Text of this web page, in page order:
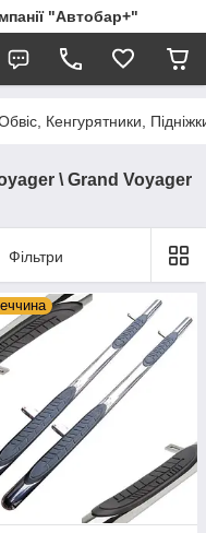
"Автобар+"
Кенгурятники,
\ Grand Voyager
Фільтри